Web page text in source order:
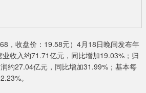
收盘价：19.58元）4月18日晚间发布年
收入约71.71亿元，同比增加19.03%；归
约27.04亿元，同比增加31.99%；基本每
。